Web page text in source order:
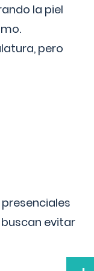
la piel
pero
evitar